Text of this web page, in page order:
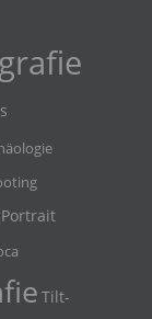
Portrait
Tilt-